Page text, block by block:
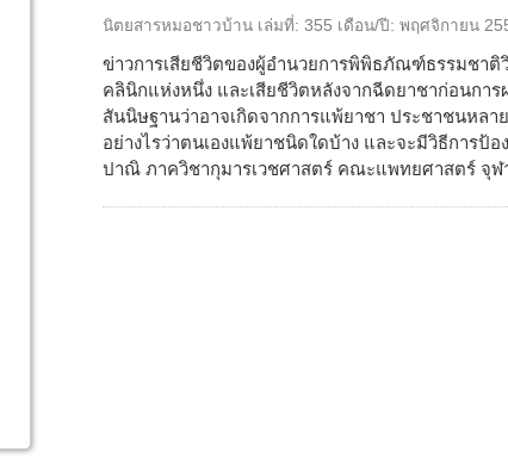
นิตยสารหมอชาวบ้าน เล่มที่: 355 เดือน/ปี: พฤศจิกายน
ข่าวการเสียชีวิตของผู้อำนวยการพิพิธภัณฑ์ธรรมชาติ
คลินิกแห่งหนึ่ง และเสียชีวิตหลังจากฉีดยาชาก่อนกา
สันนิษฐานว่าอาจเกิดจากการแพ้ยาชา ประชาชนหลา
อย่างไรว่าตนเองแพ้ยาชนิดใดบ้าง และจะมีวิธีการป้
ปาณิ ภาควิชากุมารเวชศาสตร์ คณะแพทยศาสตร์ จุฬ